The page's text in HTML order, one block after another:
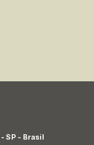
SP - Brasil